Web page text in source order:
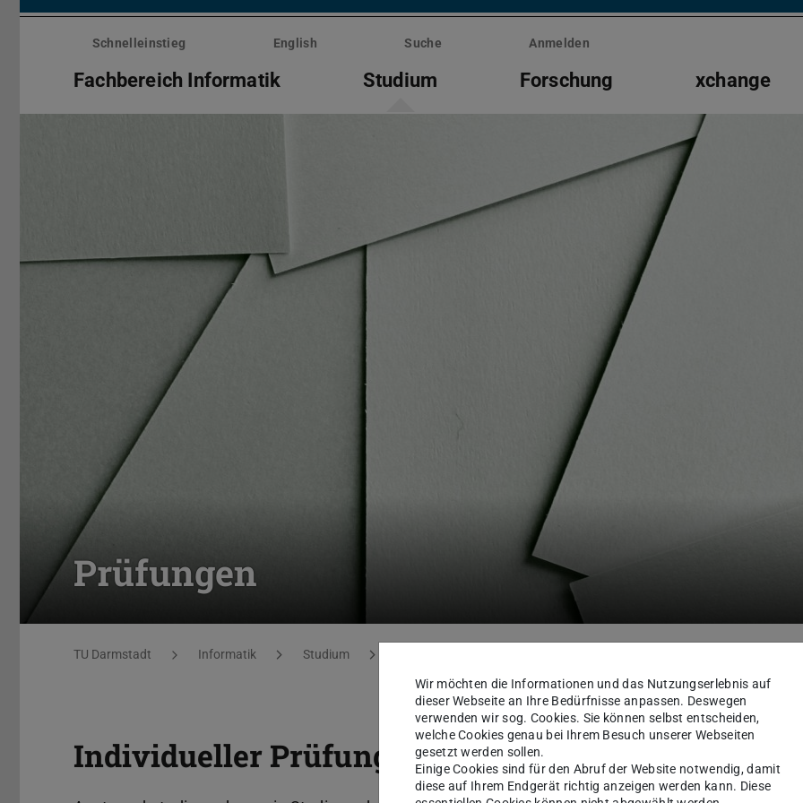
Menü
überspringenSchnelleinstieg English Suche Anmelden
Fachbereich Informatik Studium Forschung xchange
Prüfungen
Sie befinden sich hier:
TU Darmstadt Informatik Studium Individueller
Individueller Prüfungstermin
Wir möchten die Informationen und das Nutzungserlebnis auf
dieser Webseite an Ihre Bedürfnisse anpassen. Deswegen
verwenden wir sog. Cookies. Sie können selbst entscheiden,
welche Cookies genau bei Ihrem Besuch unserer Webseiten
gesetzt werden sollen.
Einige Cookies sind für den Abruf der Website notwendig, damit
diese auf Ihrem Endgerät richtig anzeigen werden kann. Diese